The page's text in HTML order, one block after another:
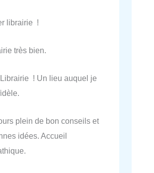
librairie !
très bien.
! Un lieu auquel je
plein de bon conseils et
idées. Accueil